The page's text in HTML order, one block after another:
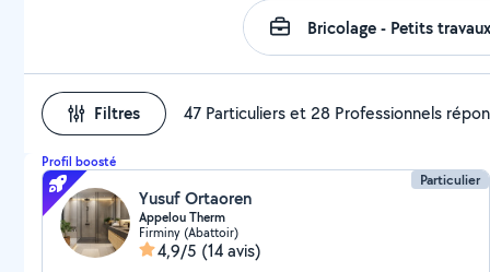
Filtres 47 Particuliers et 28 Professionnels
Profil boosté
Particulier
Yusuf Ortaoren
Appelou Therm
Firminy (Abattoir)
4,9/5 (14 avis)